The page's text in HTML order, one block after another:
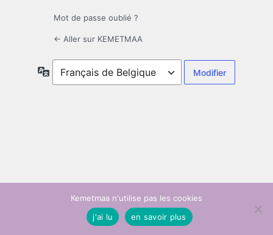
Mot de passe oublié ?
← Aller sur KEMETMAA
Langue
Kemetmaa n'utilise pas les cookies
j'ai lu
en savoir plus